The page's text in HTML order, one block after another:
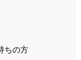
ちの方